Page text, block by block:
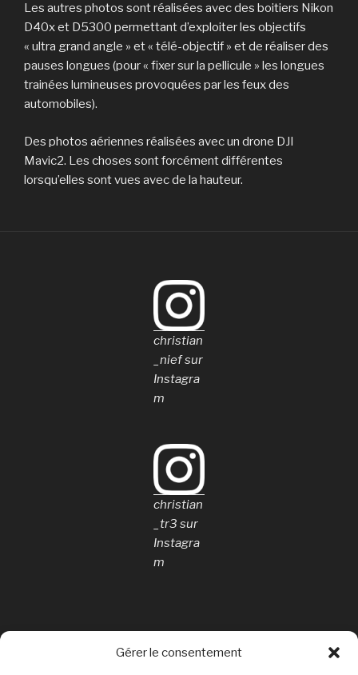
Gérer le consentement
Les autres photos sont réalisées avec des boitiers Nikon
D40x et D5300 permettant d’exploiter les objectifs
« ultra grand angle » et « télé-objectif » et de réaliser des
pauses longues (pour « fixer sur la pellicule » les longues
trainées lumineuses provoquées par les feux des
automobiles).
Des photos aériennes réalisées avec un drone DJI
Mavic2. Les choses sont forcément différentes
lorsqu’elles sont vues avec de la hauteur.
christian
_nief sur
Instagra
m
christian
_tr3 sur
Instagra
m